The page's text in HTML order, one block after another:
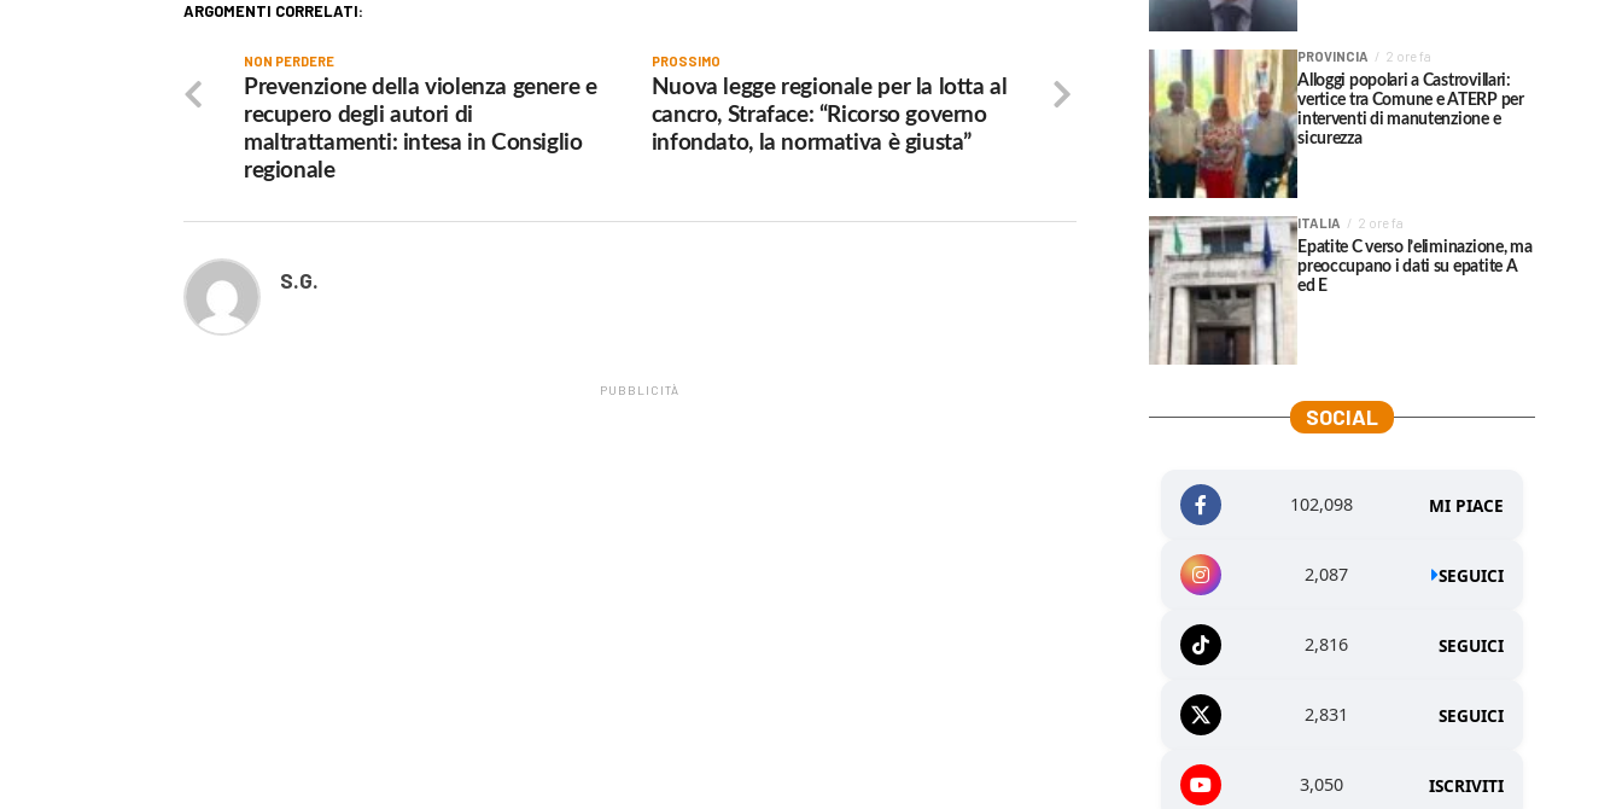
ARGOMENTI CORRELATI:
PROSSIMO
Nuova legge regionale per la lotta al
cancro, Straface: “Ricorso governo
infondato, la normativa è giusta”
NON PERDERE
Prevenzione della violenza genere e
recupero degli autori di
maltrattamenti: intesa in Consiglio
regionale
S.G.
PUBBLICITÀ
PROVINCIA 2 ore fa
Alloggi popolari a Castrovillari:
vertice tra Comune e ATERP per
interventi di manutenzione e
sicurezza
ITALIA 2 ore fa
Epatite C verso l’eliminazione, ma
preoccupano i dati su epatite A
ed E
SOCIAL
102,098 MI PIACE
2,087 SEGUICI
2,816 SEGUICI
2,831 SEGUICI
3,050 ISCRIVITI